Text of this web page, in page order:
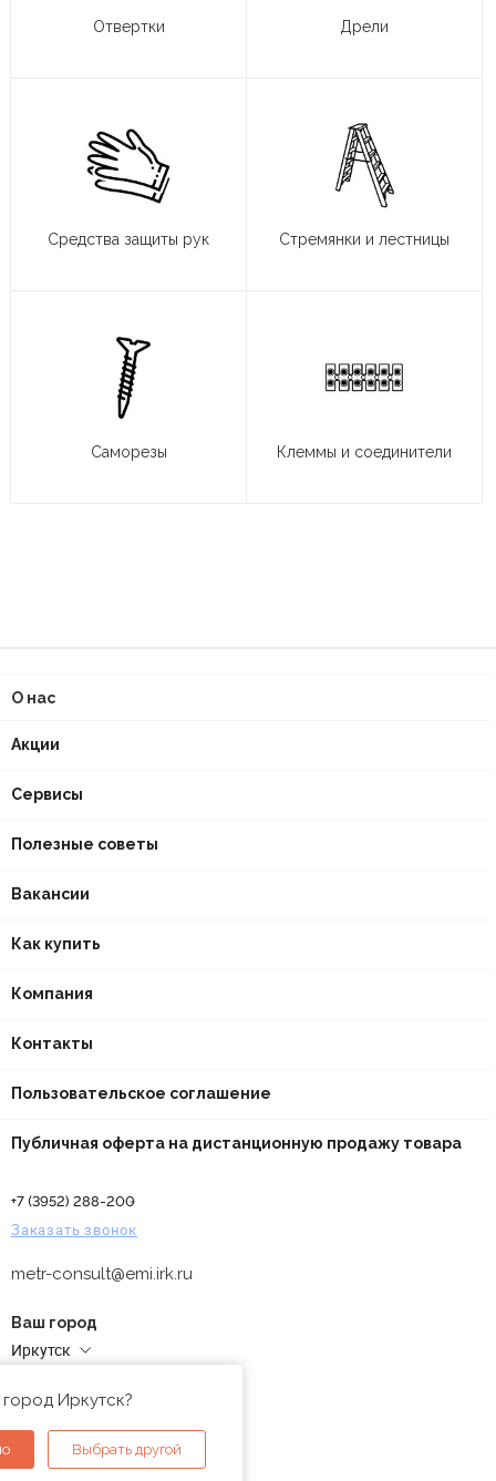
Отвертки Дрели
Средства защиты рук Стремянки и лестницы
Саморезы Клеммы и соединители
О нас
Акции
Сервисы
Полезные советы
Вакансии
Как купить
Компания
Контакты
Пользовательское соглашение
Публичная оферта на дистанционную продажу товара
+7 (3952) 288-200
Заказать звонок
metr-consult@emi.irk.ru
Ваш город
Иркутск
Иркутск?
Выбрать другой